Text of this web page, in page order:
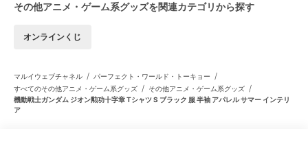
その他アニメ・ゲーム系グッズを関連カテゴリから探す
オンラインくじ
マルイウェブチャネル / パーフェクト・ワールド・トーキョー /
すべてのその他アニメ・ゲーム系グッズ / その他アニメ・ゲーム系グッズ /
機動戦士ガンダム ジオン勲功十字章 Tシャツ S ブラック 服 半袖 アパレル サマー インテリ
ア